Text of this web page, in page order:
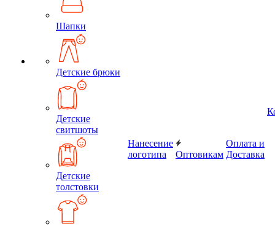
Шапки
Детские брюки
Детские
свитшоты
Детские
толстовки
Нанесение
логотипа
Оптовикам
Оплата и
Доставка